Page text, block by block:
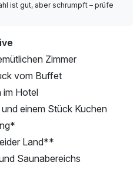
ist gut, aber schrumpft – prüfe
Zimmer
vom Buffet
im Hotel
einem Stück Kuchen
Land**
Saunabereichs